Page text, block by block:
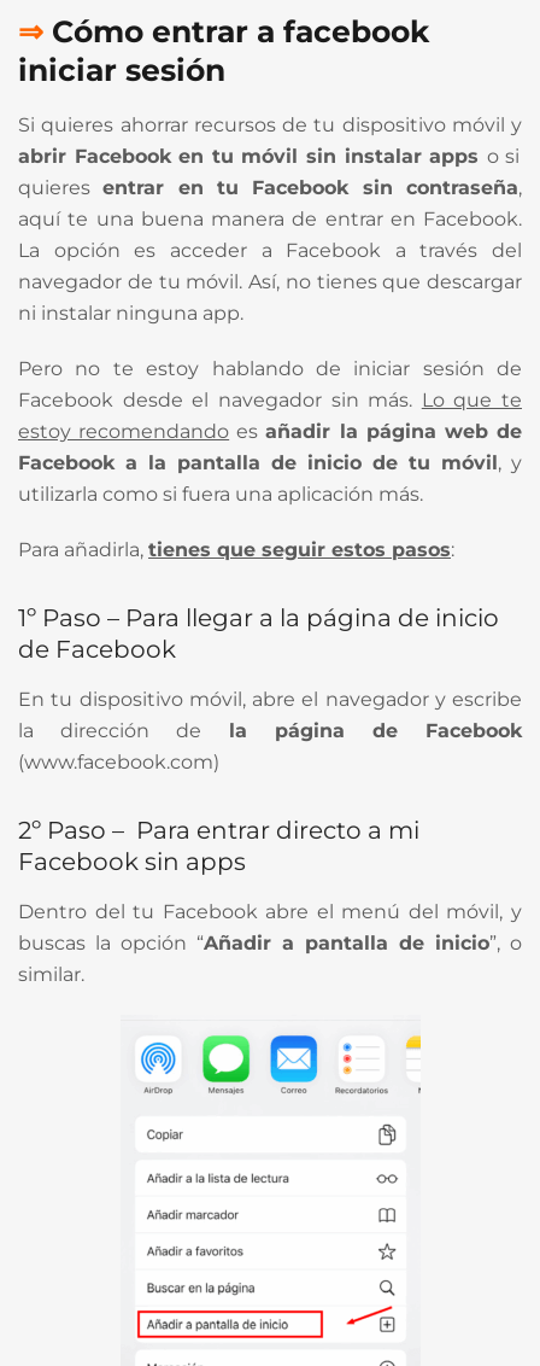
⇒ Cómo entrar a facebook
iniciar sesión
Si quieres ahorrar recursos de tu dispositivo móvil y
abrir Facebook en tu móvil sin instalar apps o si
quieresentrar en tu Facebook sin contraseña,
aquí te una buena manera de entrar en Facebook.
La opción es acceder a Facebook a través del
navegador de tu móvil. Así, no tienes que descargar
ni instalar ninguna app.
Pero no te estoy hablando de iniciar sesión de
Facebook desde el navegador sin más. Lo que te
estoy recomendando esañadir la página web de
Facebook a la pantalla de inicio de tu móvil, y
utilizarla como si fuera una aplicación más.
Para añadirla, tienes que seguir estos pasos:
1º Paso – Para llegar a la página de inicio
de Facebook
En tu dispositivo móvil, abre el navegador y escribe
la dirección de la página de Facebook
(www.facebook.com)
2º Paso – Para entrar directo a mi
Facebook sin apps
Dentro del tu Facebook abre el menú del móvil, y
buscas la opción “Añadir a pantalla de inicio”, o
similar.